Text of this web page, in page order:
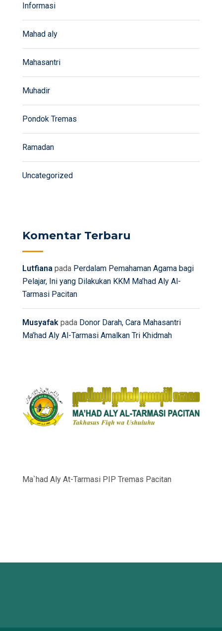
Informasi
Mahad aly
Mahasantri
Muhadir
Pondok Tremas
Ramadan
Uncategorized
Komentar Terbaru
Lutfiana pada Perdalam Pemahaman Agama bagi
Pelajar, Ini yang Dilakukan KKM Ma’had Aly Al-
Tarmasi Pacitan
Musyafak pada Donor Darah, Cara Mahasantri
Ma’had Aly Al-Tarmasi Amalkan Tri Khidmah
Ma`had Aly At-Tarmasi PIP Tremas Pacitan